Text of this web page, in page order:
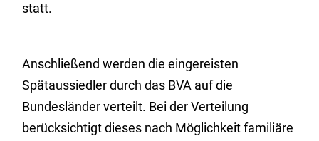
statt.
Anschließend werden die eingereisten
Spätaussiedler durch das BVA auf die
Bundesländer verteilt. Bei der Verteilung
berücksichtigt dieses nach Möglichkeit familiäre